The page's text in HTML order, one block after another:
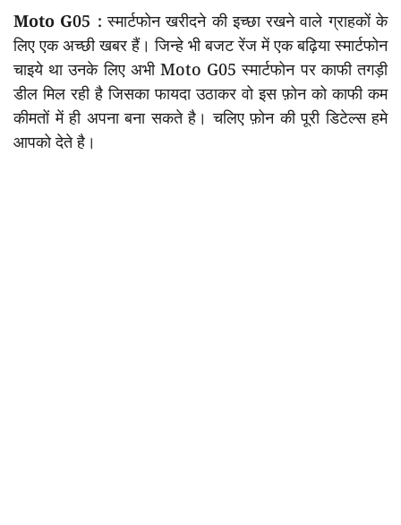
Moto G05 : स्मार्टफोन खरीदने की इच्छा रखने वाले ग्राहकों के
लिए एक अच्छी खबर हैं। जिन्हे भी बजट रेंज में एक बढ़िया स्मार्टफोन
चाइये था उनके लिए अभी Moto G05 स्मार्टफोन पर काफी तगड़ी
डील मिल रही है जिसका फायदा उठाकर वो इस फ़ोन को काफी कम
कीमतों में ही अपना बना सकते है। चलिए फ़ोन की पूरी डिटेल्स हमे
आपको देते है।